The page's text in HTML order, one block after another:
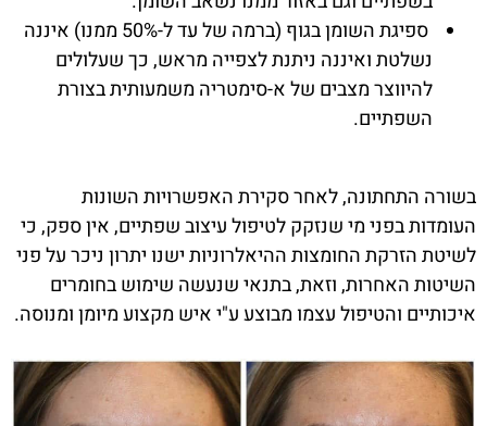
ספיגת השומן בגוף (ברמה של עד ל-50% ממנו) איננה
נשלטת ואיננה ניתנת לצפייה מראש, כך שעלולים
להיווצר מצבים של א-סימטריה משמעותית בצורת
השפתיים.
בשורה התחתונה, לאחר סקירת האפשרויות השונות
העומדות בפני מי שנזקק לטיפול עיצוב שפתיים, אין ספק, כי
לשיטת הזרקת החומצות ההיאלרוניות ישנו יתרון ניכר על פני
השיטות האחרות, וזאת, בתנאי שנעשה שימוש בחומרים
איכותיים והטיפול עצמו מבוצע ע"י איש מקצוע מיומן ומנוסה.